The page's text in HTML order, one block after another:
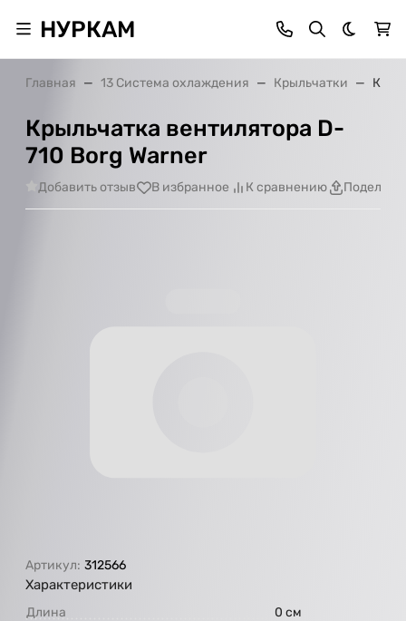
НУРКАМ Темная
Главная 13 Система охлаждения Крыльчатки
Крыльчатка вентилятора D-
710 Borg Warner
Добавить отзыв В избранное К сравнению
Артикул: 312566
Характеристики
Длина
0 см